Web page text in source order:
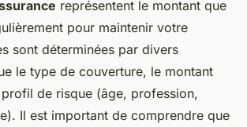
représentent le montant que
pour maintenir votre
sont déterminées par divers
le type de couverture, le montant
de risque (âge, profession,
Il est important de comprendre que